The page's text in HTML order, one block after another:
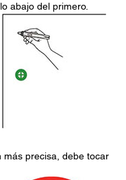
abajo del primero.
más precisa, debe tocar